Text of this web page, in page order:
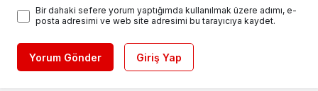
Bir dahaki sefere yorum yaptığımda kullanılmak üzere adımı, e-
posta adresimi ve web site adresimi bu tarayıcıya kaydet.
Yorum Gönder Giriş Yap